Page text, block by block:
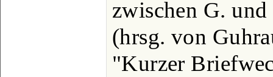
zwischen G.
(hrsg. von
"Kurzer